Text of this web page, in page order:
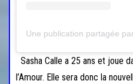
Sasha Calle a 25 ans et joue
l’Amour. Elle sera donc la